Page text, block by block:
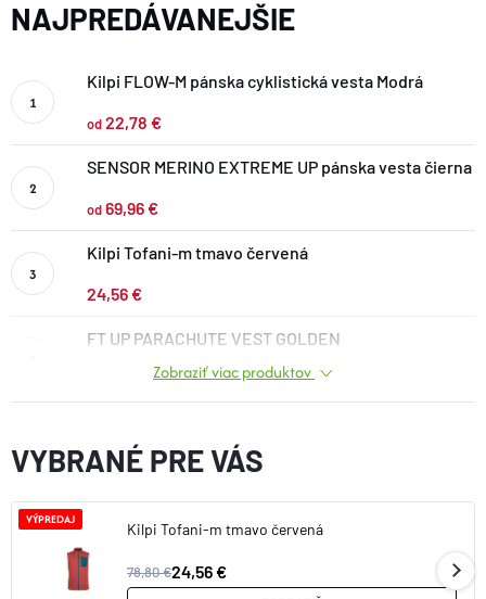
VYBAVENIE
TOPÁNKY a PONOŽKY
CYKLISTIKA
Obchodné podmienky
Podmienky ochrany osobných údajov
Doprava a platba
Kontakty
Veľkostné tabuľky
Výmena a vrátenie
Reklamácie
NAJPREDÁVANEJŠIE
Kilpi FLOW-M pánska cyklistická vesta Modrá
od22,78 €
SENSOR MERINO EXTREME UP pánska vesta čierna
od69,96 €
Kilpi Tofani-m tmavo červená
24,56 €
FT UP PARACHUTE VEST GOLDEN
Zobraziť viac produktov
VYBRANÉ PRE VÁS
VÝPREDAJ
Kilpi Tofani-m tmavo červená
78,80 €24,56 €